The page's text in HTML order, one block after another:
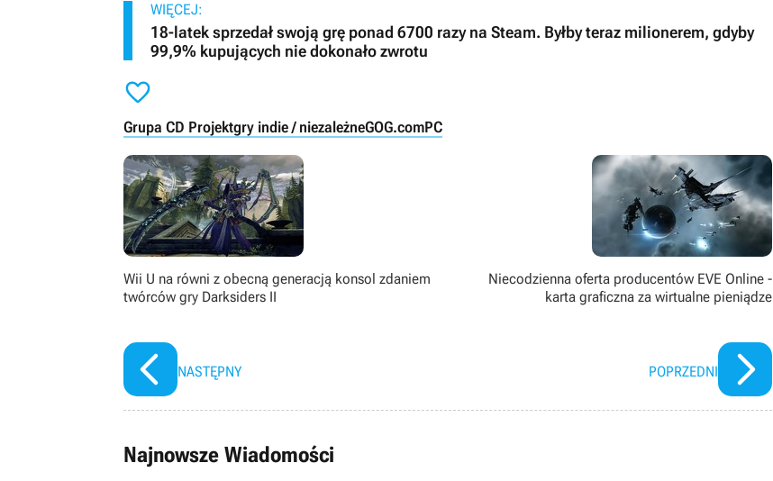
WIĘCEJ:
18-latek sprzedał swoją grę ponad 6700 razy na Steam. Byłby teraz milionerem, gdyby
99,9% kupujących nie dokonało zwrotu

Grupa CD Projektgry indie / niezależneGOG.comPC
Wii U na równi z obecną generacją konsol zdaniem
twórców gry Darksiders II
NASTĘPNY
Niecodzienna oferta producentów EVE Online -
karta graficzna za wirtualne pieniądze
POPRZEDNI
Najnowsze Wiadomości